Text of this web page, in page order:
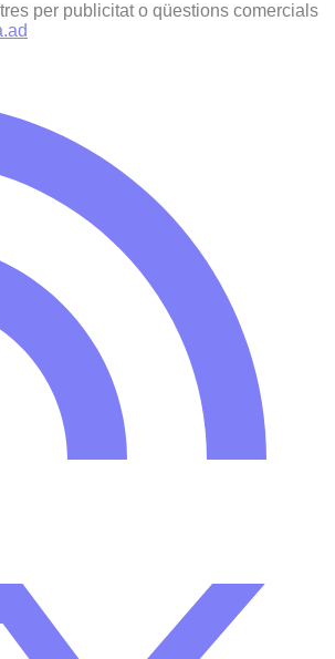
per publicitat o qüestions comercials